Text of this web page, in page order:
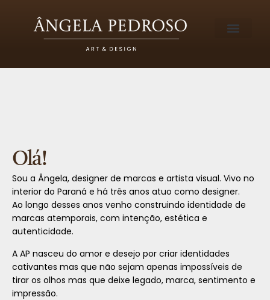
Olá!
Sou a Ângela, designer de marcas e artista visual. Vivo no
interior do Paraná e há três anos atuo como designer.
Ao longo desses anos venho construindo identidade de
marcas atemporais, com intenção, estética e
autenticidade.
A AP nasceu do amor e desejo por criar identidades
cativantes mas que não sejam apenas impossíveis de
tirar os olhos mas que deixe legado, marca, sentimento e
impressão.